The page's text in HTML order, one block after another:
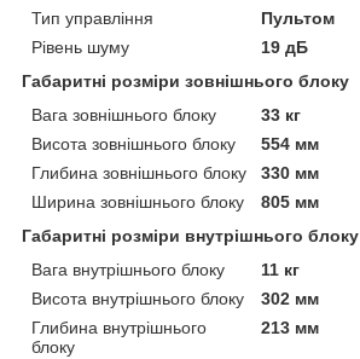
Тип управління
Пультом
Рівень шуму
19 дБ
Габаритні розміри зовнішнього блоку
Вага зовнішнього блоку
33 кг
Висота зовнішнього блоку
554 мм
Глибина зовнішнього блоку
330 мм
Ширина зовнішнього блоку
805 мм
Габаритні розміри внутрішнього блоку
Вага внутрішнього блоку
11 кг
Висота внутрішнього блоку
302 мм
Глибина внутрішнього
блоку
213 мм